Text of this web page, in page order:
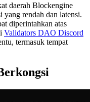
daerah Blockengine
rendah dan latensi.
diperintahkan atas
Validators DAO Discord
termasuk tempat